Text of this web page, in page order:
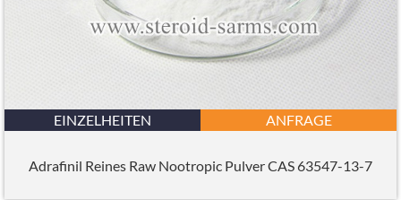
EINZELHEITEN ANFRAGE
Adrafinil Reines Raw Nootropic Pulver CAS 63547-13-7